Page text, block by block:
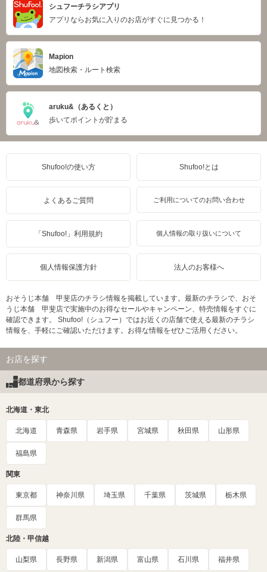
シュフーチラシアプリ
アプリならお気に入りのお店がすぐに見つかる！
Mapion
地図検索・ルート検索
aruku&（あるくと）
歩いてポイントが貯まる
Shufoo!の使い方 Shufoo!とは
よくあるご質問 ご利用についてのお問い合わせ
「Shufoo!」利用規約 個人情報の取り扱いについて
個人情報保護方針 法人のお客様へ
おそうじ本舗 甲斐店のチラシ情報を掲載しています。最新のチラシで、おそ
うじ本舗 甲斐店で実施中のお得なセールやキャンペーン、特売情報をすぐに
確認できます。 Shufoo!（シュフー）ではお近くの店舗で使える最新のチラシ
情報を、手軽にご確認いただけます。お得な情報をぜひご活用ください。
お店を探す
都道府県から探す
北海道・東北
北海道 青森県 岩手県 宮城県 秋田県 山形県
福島県
関東
東京都 神奈川県 埼玉県 千葉県 茨城県 栃木県
群馬県
北陸・甲信越
山梨県 長野県 新潟県 富山県 石川県 福井県